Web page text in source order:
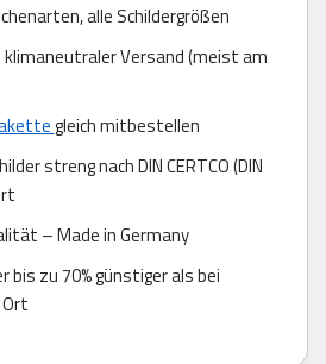
alle Schildergrößen
Versand (meist am
gleich mitbestellen
streng nach DIN CERTCO (DIN
– Made in Germany
bis zu 70% günstiger als bei